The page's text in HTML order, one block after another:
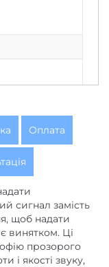
на
,3-х
на
Оплата
сигнал замість
щоб надати
винятком. Ці
прозорого
і якості звуку,